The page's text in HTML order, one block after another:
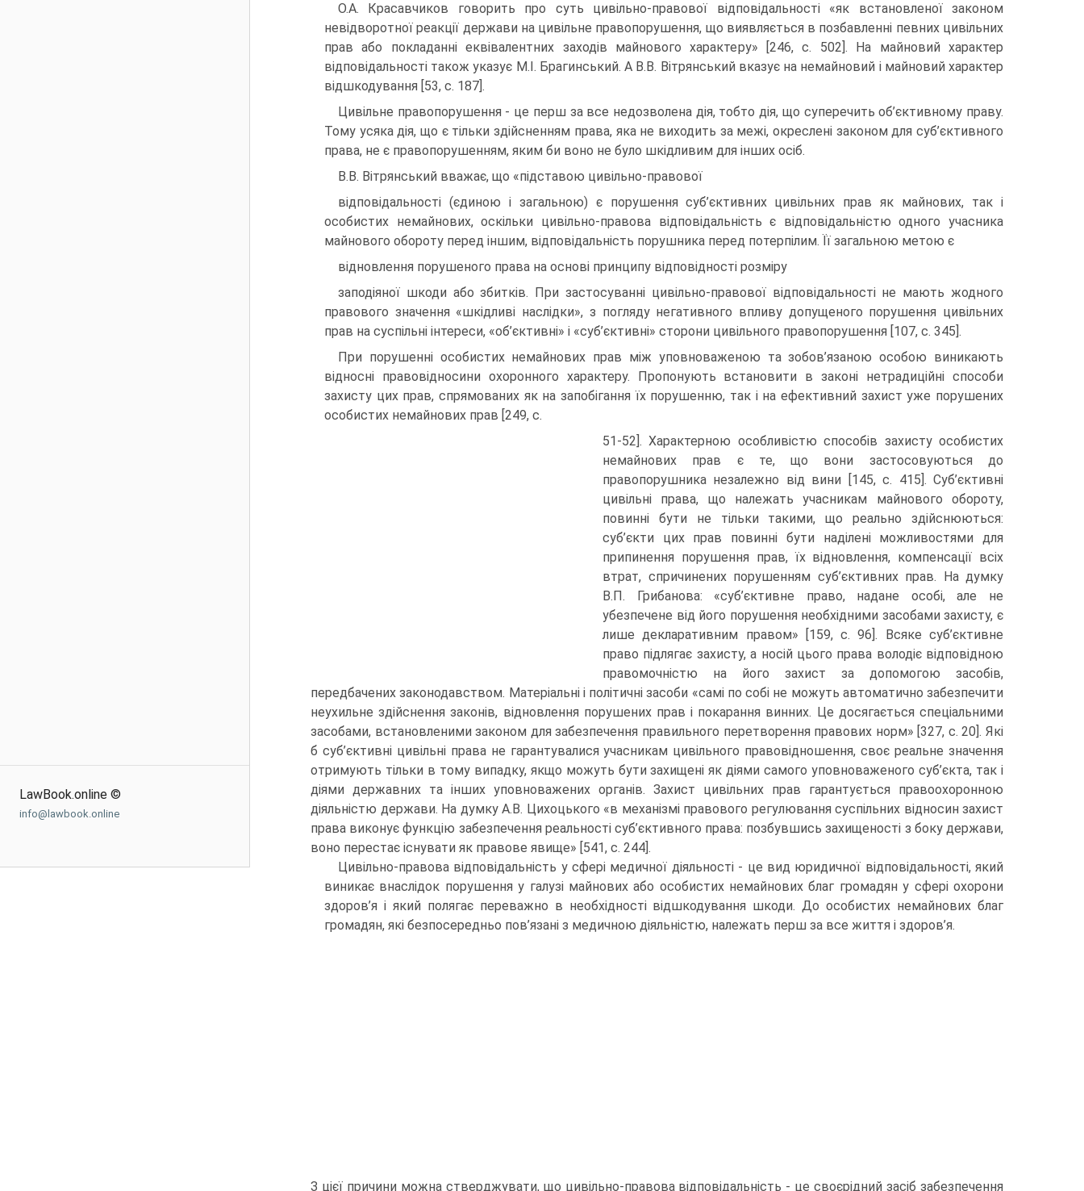
LawBook.online ©
info@lawbook.online
О.А. Красавчиков говорить про суть цивільно-правової відповідальності «як встановленої законом
невідворотної реакції держави на цивільне правопорушення, що виявляється в позбавленні певних цивільних
прав або покладанні еквівалентних заходів майнового характеру» [246, с. 502]. На майновий характер
відповідальності також указує М.І. Брагинський. А В.В. Вітрянський вказує на немайновий і майновий характер
відшкодування [53, с. 187].
Цивільне правопорушення - це перш за все недозволена дія, тобто дія, що суперечить об’єктивному праву.
Тому усяка дія, що є тільки здійсненням права, яка не виходить за межі, окреслені законом для суб’єктивного
права, не є правопорушенням, яким би воно не було шкідливим для інших осіб.
В.В. Вітрянський вважає, що «підставою цивільно-правової
відповідальності (єдиною і загальною) є порушення суб’єктивних цивільних прав як майнових, так і
особистих немайнових, оскільки цивільно-правова відповідальність є відповідальністю одного учасника
майнового обороту перед іншим, відповідальність порушника перед потерпілим. Її загальною метою є
відновлення порушеного права на основі принципу відповідності розміру
заподіяної шкоди або збитків. При застосуванні цивільно-правової відповідальності не мають жодного
правового значення «шкідливі наслідки», з погляду негативного впливу допущеного порушення цивільних
прав на суспільні інтереси, «об’єктивні» і «суб’єктивні» сторони цивільного правопорушення [107, с. 345].
При порушенні особистих немайнових прав між уповноваженою та зобов’язаною особою виникають
відносні правовідносини охоронного характеру. Пропонують встановити в законі нетрадиційні способи
захисту цих прав, спрямованих як на запобігання їх порушенню, так і на ефективний захист уже порушених
особистих немайнових прав [249, с.
51-52]. Характерною особливістю способів захисту особистих
немайнових прав є те, що вони застосовуються до
правопорушника незалежно від вини [145, с. 415]. Суб’єктивні
цивільні права, що належать учасникам майнового обороту,
повинні бути не тільки такими, що реально здійснюються:
суб’єкти цих прав повинні бути наділені можливостями для
припинення порушення прав, їх відновлення, компенсації всіх
втрат, спричинених порушенням суб’єктивних прав. На думку
В.П. Грибанова: «суб’єктивне право, надане особі, але не
убезпечене від його порушення необхідними засобами захисту, є
лише декларативним правом» [159, с. 96]. Всяке суб’єктивне
право підлягає захисту, а носій цього права володіє відповідною
правомочністю на його захист за допомогою засобів,
передбачених законодавством. Матеріальні і політичні засоби «самі по собі не можуть автоматично забезпечити
неухильне здійснення законів, відновлення порушених прав і покарання винних. Це досягається спеціальними
засобами, встановленими законом для забезпечення правильного перетворення правових норм» [327, с. 20]. Які
б суб’єктивні цивільні права не гарантувалися учасникам цивільного правовідношення, своє реальне значення
отримують тільки в тому випадку, якщо можуть бути захищені як діями самого уповноваженого суб’єкта, так і
діями державних та інших уповноважених органів. Захист цивільних прав гарантується правоохоронною
діяльністю держави. На думку А.В. Цихоцького «в механізмі правового регулювання суспільних відносин захист
права виконує функцію забезпечення реальності суб’єктивного права: позбувшись захищеності з боку держави,
воно перестає існувати як правове явище» [541, c. 244].
Цивільно-правова відповідальність у сфері медичної діяльності - це вид юридичної відповідальності, який
виникає внаслідок порушення у галузі майнових або особистих немайнових благ громадян у сфері охорони
здоров’я і який полягає переважно в необхідності відшкодування шкоди. До особистих немайнових благ
громадян, які безпосередньо пов’язані з медичною діяльністю, належать перш за все життя і здоров’я.
З цієї причини можна стверджувати, що цивільно-правова відповідальність - це своєрідний засіб забезпечення